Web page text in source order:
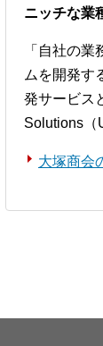
ニッチな業
「自社の
ムを開発す
発サービス
Solutions（
大塚商会